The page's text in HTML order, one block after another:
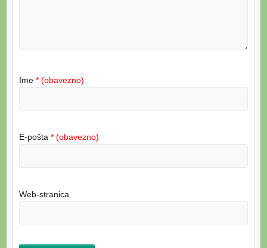
Ime * (obavezno)
E-pošta * (obavezno)
Web-stranica